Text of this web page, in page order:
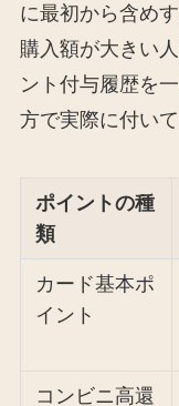
に最初から含め
購入額が大きい
ント付与履歴を
方で実際に付い
ポイントの種
類
カード基本ポ
イント
コンビニ高還